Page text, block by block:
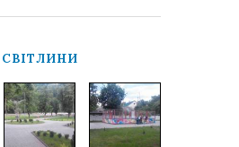
СВІТЛИНИ